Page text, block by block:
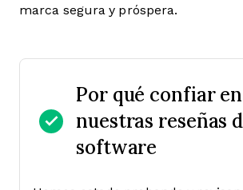
marca segura y próspera.
Por qué confiar en
nuestras reseñas
software